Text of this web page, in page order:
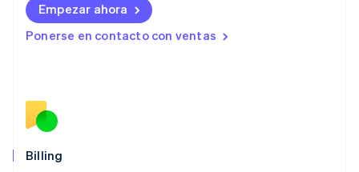
Empezar ahora
Ponerse en contacto con ventas
Billing
Lituania
English
Luxemburgo
English
México
Español